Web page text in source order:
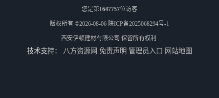
您是第1647757位访客
版权所有 ©2026-08-06 陕ICP备2025068294号-1
西安伊顿建材有限公司 保留所有权利.
技术支持： 八方资源网 免责声明 管理员入口 网站地图